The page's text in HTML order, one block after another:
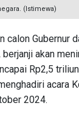
(Istimewa)
calon Gubernur
akan
Rp2,5
acara
2024.